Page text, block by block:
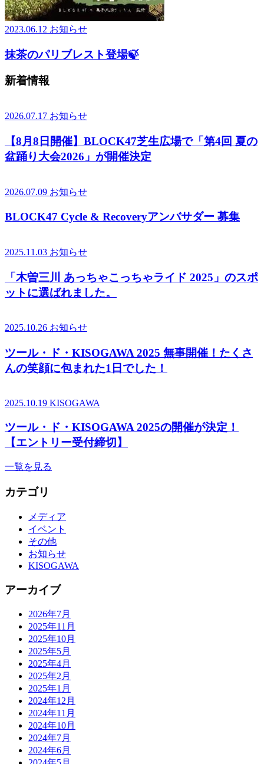
2023.06.12 お知らせ
抹茶のパリブレスト登場🍃
新着情報
2026.07.17 お知らせ
【8月8日開催】BLOCK47芝生広場で「第4回 夏の
盆踊り大会2026」が開催決定
2026.07.09 お知らせ
BLOCK47 Cycle & Recoveryアンバサダー 募集
2025.11.03 お知らせ
「木曽三川 あっちゃこっちゃライド 2025」のスポ
ットに選ばれました。
2025.10.26 お知らせ
ツール・ド・KISOGAWA 2025 無事開催！たくさ
んの笑顔に包まれた1日でした！
2025.10.19 KISOGAWA
ツール・ド・KISOGAWA 2025の開催が決定！
【エントリー受付締切】
一覧を見る
カテゴリ
メディア
イベント
その他
お知らせ
KISOGAWA
アーカイブ
2026年7月
2025年11月
2025年10月
2025年5月
2025年4月
2025年2月
2025年1月
2024年12月
2024年11月
2024年10月
2024年7月
2024年6月